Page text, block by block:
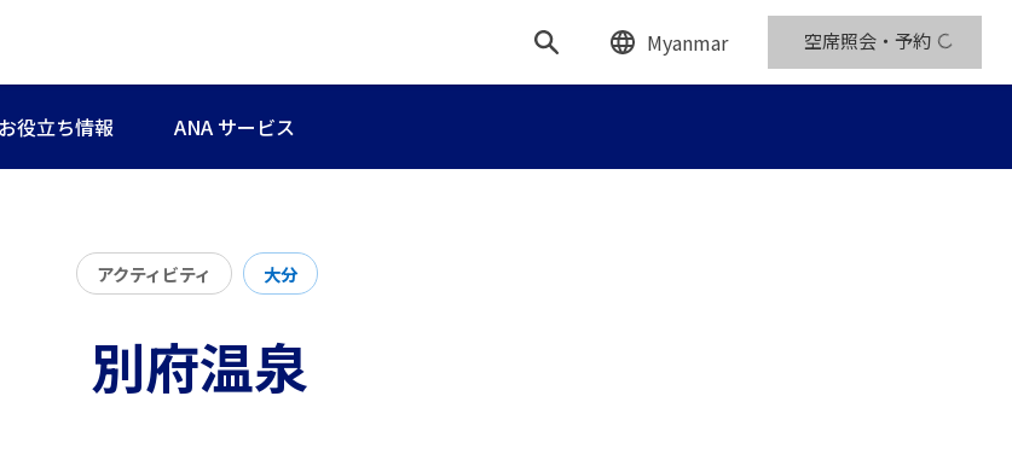
Myanmar 空席照会・予約
役立ち情報 ANA サービス
アクティビティ 大分
別府温泉